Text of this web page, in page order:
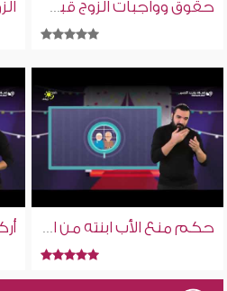
حقوق وواجبات الزوج قبل النكاح | إسلام ويب | للصم بلغة الإشارة
حكم منع الأب ابنته من الزواج | إسلام ويب | للصم بلغة الإشارة